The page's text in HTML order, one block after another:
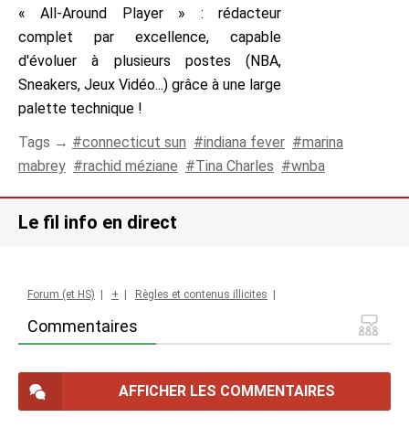
« All-Around Player » : rédacteur
complet par excellence, capable
d'évoluer à plusieurs postes (NBA,
Sneakers, Jeux Vidéo...) grâce à une large
palette technique !
Tags →
connecticut sun indiana fever
marina
mabrey
rachid méziane Tina Charles wnba
Le fil info en direct
Commentaires
Forum (et HS) + Règles et contenus illicites
AFFICHER LES COMMENTAIRES